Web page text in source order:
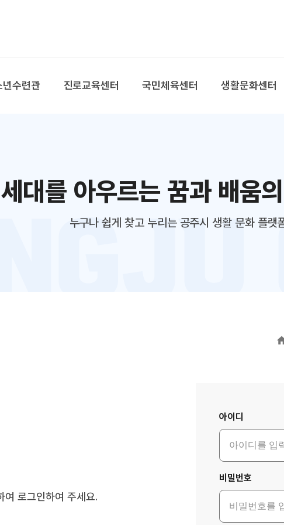
년수련관 진로교육센터 국민체육센터 생활문화센터
세대를 아우르는 꿈과 배움
누구나 쉽게 찾고 누리는 공주시 생활 문화 플랫
여 로그인하여 주세요.
아이디
비밀번호